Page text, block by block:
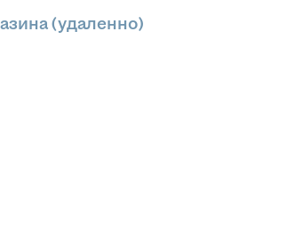
(удаленно)